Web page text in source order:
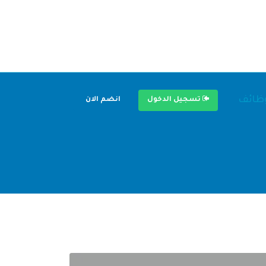
تسجيل الدخول انضم الان